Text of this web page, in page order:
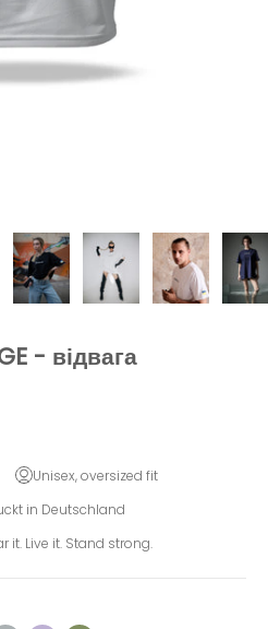
- відвага
Unisex, oversized fit
in Deutschland
it. Live it. Stand strong.